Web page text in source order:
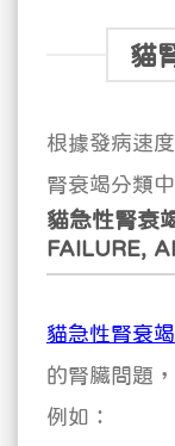
貓
根據發病速
腎衰竭分類
貓急性腎衰
FAILURE,
貓急性腎衰竭
的腎臟問題
例如：